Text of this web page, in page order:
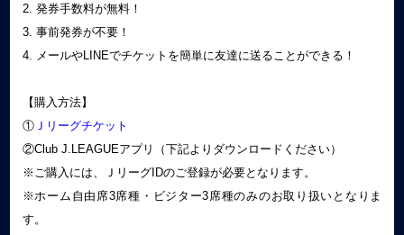
2. 発券手数料が無料！
3. 事前発券が不要！
4. メールやLINEでチケットを簡単に友達に送ることができる！
【購入方法】
①Ｊリーグチケット
②Club J.LEAGUEアプリ（下記よりダウンロードください）
※ご購入には、ＪリーグIDのご登録が必要となります。
※ホーム自由席3席種・ビジター3席種のみのお取り扱いとなりま
す。